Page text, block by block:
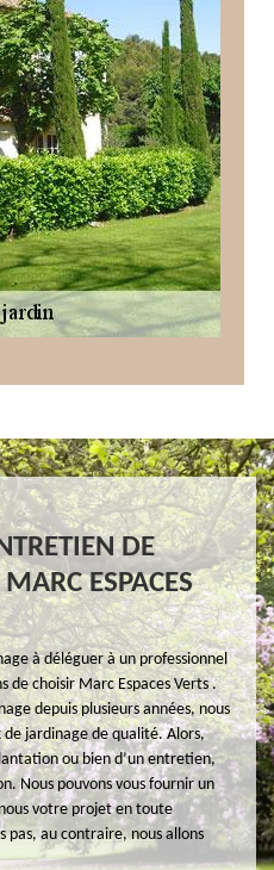
DE
ESPACES
à déléguer à un professionnel
de choisir Marc Espaces Verts .
depuis plusieurs années, nous
de jardinage de qualité. Alors,
ou bien d’un entretien,
Nous pouvons vous fournir un
votre projet en toute
pas, au contraire, nous allons